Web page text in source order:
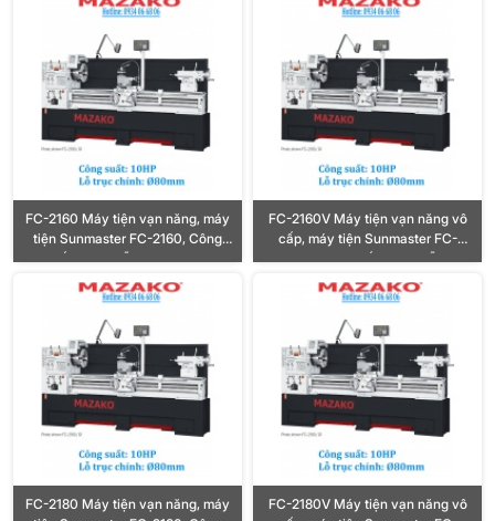
FC-2160 Máy tiện vạn năng, máy
tiện Sunmaster FC-2160, Công
suất 10HP, Lỗ trục Ø80mm
FC-2160V Máy tiện vạn năng vô
cấp, máy tiện Sunmaster FC-
2160V, Công suất 10HP, Lỗ trục
FC-2180 Máy tiện vạn năng, máy
FC-2180V Máy tiện vạn năng vô